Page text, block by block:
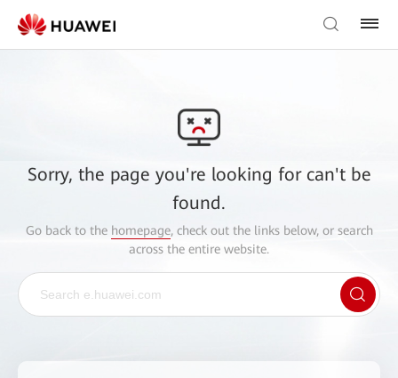
Sorry, the page you're looking for can't be
found.
Go back to the homepage, check out the links below, or search
across the entire website.